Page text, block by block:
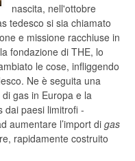
nascita, nell'ottobre
tedesco si sia chiamato
e missione racchiuse in
fondazione di THE, lo
le cose, infliggendo
Ne è seguita una
di gas in Europa e la
dai paesi limitrofi -
aumentare l’import di gas
rapidamente costruito